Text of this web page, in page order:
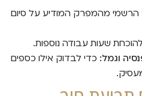
מהמפרק המודיע על סיום
שעות עבודה נוספות.
וגמל: כדי לבדוק אילו כספים